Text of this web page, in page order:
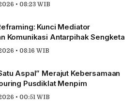
• 08:23 WIB
Kunci Mediator
Komunikasi Antarpihak Sengketa
• 08:16 WIB
Aspal” Merajut Kebersamaan
Pusdiklat Menpim
• 00:51 WIB